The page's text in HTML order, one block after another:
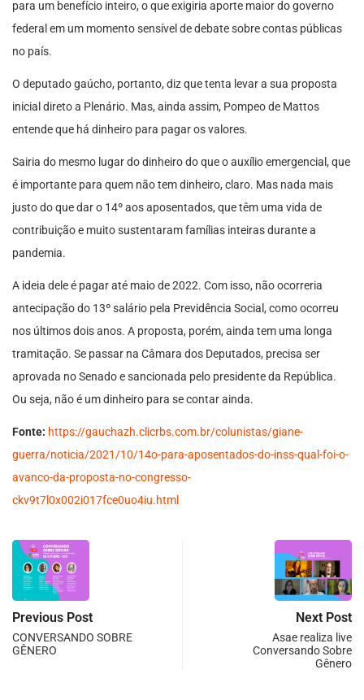
para um benefício inteiro, o que exigiria aporte maior do governo
federal em um momento sensível de debate sobre contas públicas
no país.
O deputado gaúcho, portanto, diz que tenta levar a sua proposta
inicial direto a Plenário. Mas, ainda assim, Pompeo de Mattos
entende que há dinheiro para pagar os valores.
Sairia do mesmo lugar do dinheiro do que o auxílio emergencial, que
é importante para quem não tem dinheiro, claro. Mas nada mais
justo do que dar o 14º aos aposentados, que têm uma vida de
contribuição e muito sustentaram famílias inteiras durante a
pandemia.
A ideia dele é pagar até maio de 2022. Com isso, não ocorreria
antecipação do 13º salário pela Previdência Social, como ocorreu
nos últimos dois anos. A proposta, porém, ainda tem uma longa
tramitação. Se passar na Câmara dos Deputados, precisa ser
aprovada no Senado e sancionada pelo presidente da República.
Ou seja, não é um dinheiro para se contar ainda.
Fonte: https://gauchazh.clicrbs.com.br/colunistas/giane-
guerra/noticia/2021/10/14o-para-aposentados-do-inss-qual-foi-o-
avanco-da-proposta-no-congresso-
ckv9t7l0x002i017fce0uo4iu.html
Previous Post
CONVERSANDO SOBRE
GÊNERO
Next Post
Asae realiza live
Conversando Sobre
Gênero